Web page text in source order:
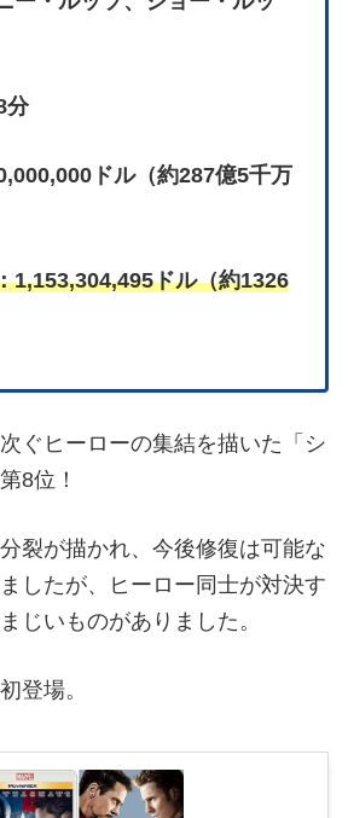
分
ドル（約287億5千万
1,153,304,495ドル（約1326
ぐヒーローの集結を描いた「シ
8位！
裂が描かれ、今後修復は可能な
したが、ヒーロー同士が対決す
じいものがありました。
登場。